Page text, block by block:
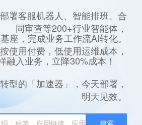
署客服机器人、智能排班、合
同审查等200+行业智能体，
座，完成业务工作流AI转化。
按使用付费，低使用运维成本，
融入业务，立降30%成本！
的「加速器」，今天部署，
明天见效。
搜索